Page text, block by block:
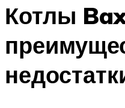
Котлы